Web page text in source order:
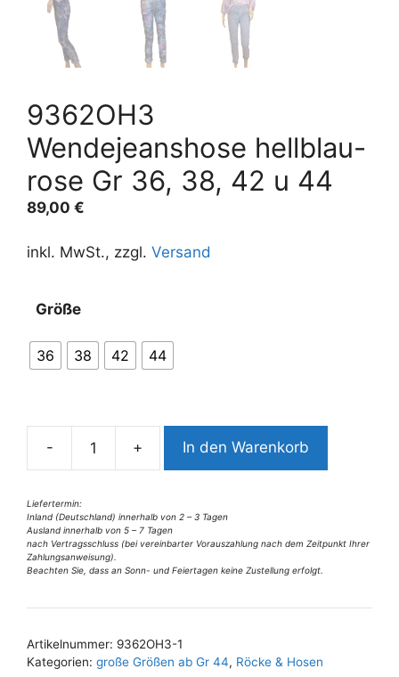
9362OH3
Wendejeanshose hellblau-
rose Gr 36, 38, 42 u 44
89,00 €
inkl. MwSt., zzgl. Versand
Größe
36 38 42 44
-
9362OH3
rose
Gr
36,
42
u
44
+ In den Warenkorb
Liefertermin:
Inland (Deutschland) innerhalb von 2 – 3 Tagen
Ausland innerhalb von 5 – 7 Tagen
nach Vertragsschluss (bei vereinbarter Vorauszahlung nach dem Zeitpunkt Ihrer
Zahlungsanweisung).
Beachten Sie, dass an Sonn- und Feiertagen keine Zustellung erfolgt.
t
e
a
i
v
e
:
Artikelnummer: 9362OH3-1
Kategorien: große Größen ab Gr 44, Röcke & Hosen